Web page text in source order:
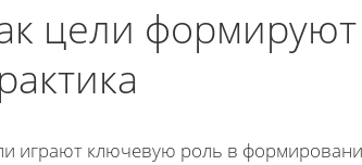
цели
играют ключевую роль в